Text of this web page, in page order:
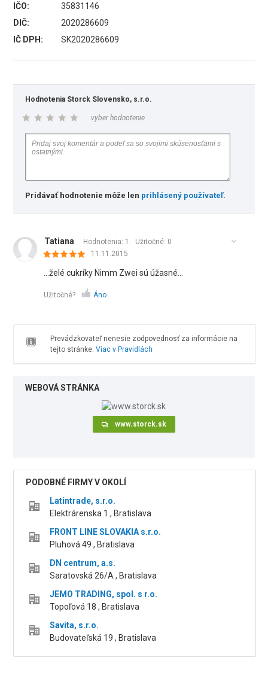
IČO:
35831146
DIČ:
2020286609
IČ DPH:
SK2020286609
Hodnotenia Storck Slovensko, s.r.o.
vyber hodnotenie
Pridávať hodnotenie môže len prihlásený používateľ.
Tatiana Hodnotenia: 1 Užitočné: 0
11.11.2015
...želé cukríky Nimm Zwei sú úžasné...
Užitočné? Áno
Prevádzkovateľ nenesie zodpovednosť za informácie na
tejto stránke. Viac v Pravidlách
WEBOVÁ STRÁNKA
www.storck.sk
PODOBNÉ FIRMY V OKOLÍ
Latintrade, s.r.o.
Elektrárenska 1 , Bratislava
FRONT LINE SLOVAKIA s.r.o.
Pluhová 49 , Bratislava
DN centrum, a.s.
Saratovská 26/A , Bratislava
JEMO TRADING, spol. s r.o.
Topoľová 18 , Bratislava
Savita, s.r.o.
Budovateľská 19 , Bratislava